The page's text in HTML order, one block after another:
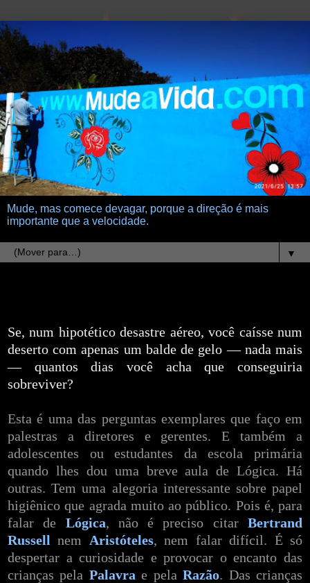
Mude, mas comece devagar, porque a direção é mais
importante que a velocidade.
▼
Se, num hipotético desastre aéreo, você caísse num
deserto com apenas um balde de gelo — nada mais
— quantos dias você acha que conseguiria
sobreviver?
Esta é uma das perguntas exemplares que faço em
palestras a diretores e gerentes. E também a
adolescentes ou estudantes da escola primária
quando lhes dou uma breve aula de Lógica. Há
outras. Tem uma alegoria interessante sobre papel
higiênico que agrada muito ao público. Pois é, para
falar de Lógica, não é preciso citarBertrand
Russell nem Aristóteles, nem falar difícil. É só
despertar a curiosidade e provocar o encanto das
crianças pela Palavra e pelaRazão. Das crianças